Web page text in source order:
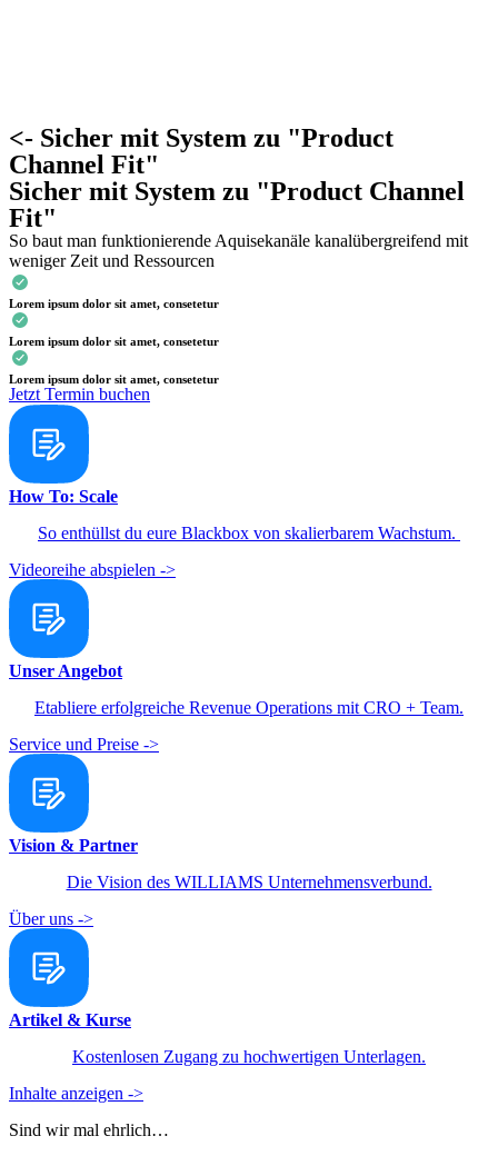
<- Sicher mit System zu "Product
Channel Fit"
Sicher mit System zu "Product Channel
Fit"
So baut man funktionierende Aquisekanäle kanalübergreifend mit
weniger Zeit und Ressourcen
Lorem ipsum dolor sit amet, consetetur
Lorem ipsum dolor sit amet, consetetur
Lorem ipsum dolor sit amet, consetetur
Jetzt Termin buchen
How To: Scale
So enthüllst du eure Blackbox von skalierbarem Wachstum.
Videoreihe abspielen ->
Unser Angebot
Etabliere erfolgreiche Revenue Operations mit CRO + Team.
Service und Preise ->
Vision & Partner
Die Vision des WILLIAMS Unternehmensverbund.
Über uns ->
Artikel & Kurse
Kostenlosen Zugang zu hochwertigen Unterlagen.
Inhalte anzeigen ->
Sind wir mal ehrlich…